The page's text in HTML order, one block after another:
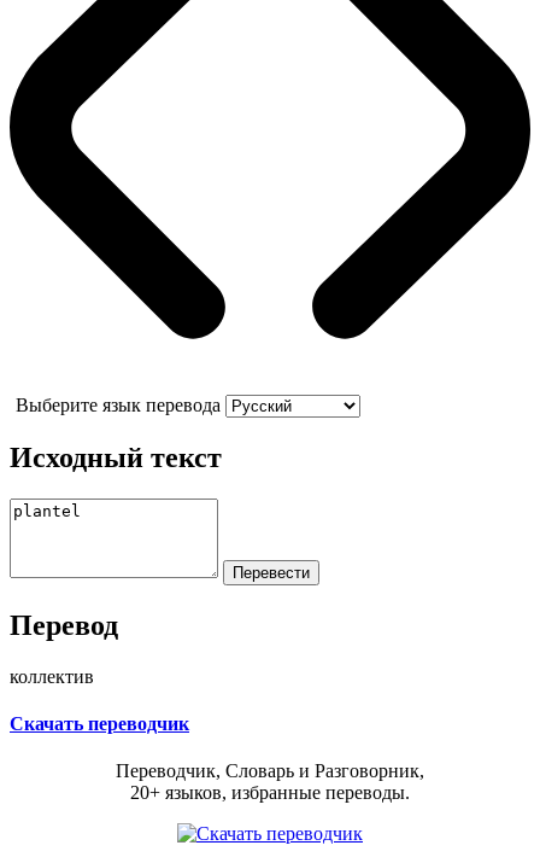
Выберите язык перевода
Исходный текст
Перевод
коллектив
Скачать переводчик
Переводчик, Словарь и Разговорник,
20+ языков, избранные переводы.